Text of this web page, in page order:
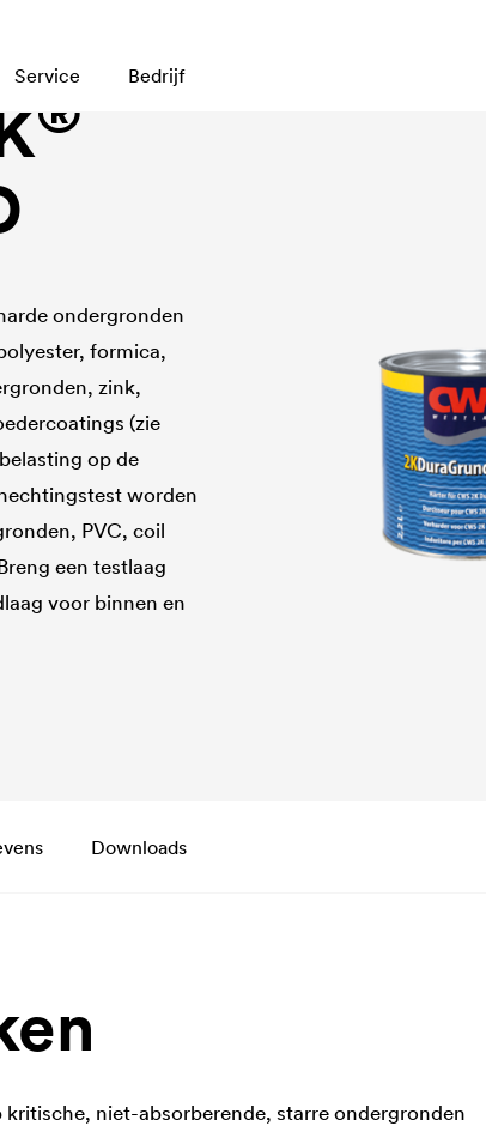
Service Bedrijf
®
ondergronden
formica,
zink,
(zie
op de
worden
PVC, coil
een testlaag
voor binnen en
Downloads
niet-absorberende, starre ondergronden